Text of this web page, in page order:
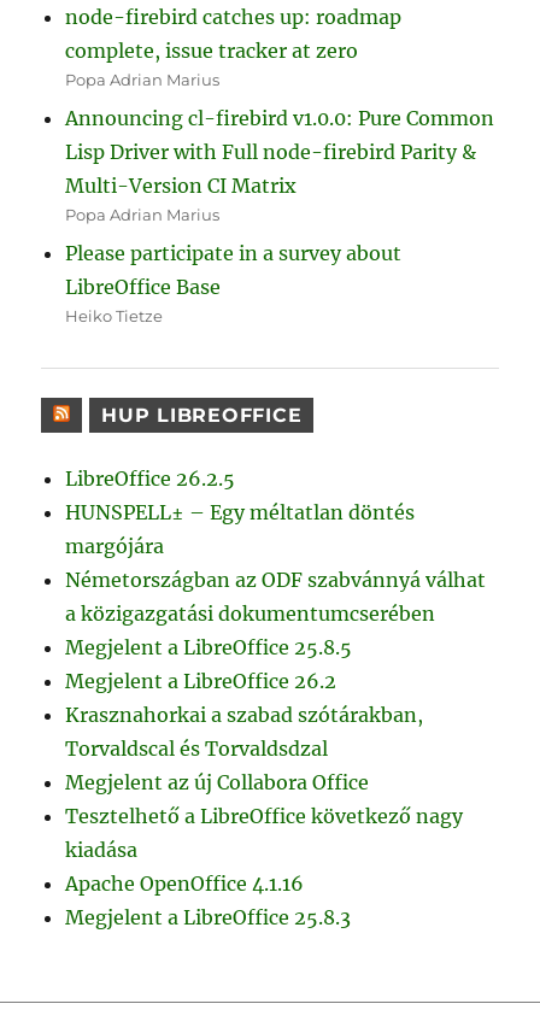
node-firebird catches up: roadmap
complete, issue tracker at zero
Popa Adrian Marius
Announcing cl-firebird v1.0.0: Pure Common
Lisp Driver with Full node-firebird Parity &
Multi-Version CI Matrix
Popa Adrian Marius
Please participate in a survey about
LibreOffice Base
Heiko Tietze
HUP LIBREOFFICE
LibreOffice 26.2.5
HUNSPELL± – Egy méltatlan döntés
margójára
Németországban az ODF szabvánnyá válhat
a közigazgatási dokumentumcserében
Megjelent a LibreOffice 25.8.5
Megjelent a LibreOffice 26.2
Krasznahorkai a szabad szótárakban,
Torvaldscal és Torvaldsdzal
Megjelent az új Collabora Office
Tesztelhető a LibreOffice következő nagy
kiadása
Apache OpenOffice 4.1.16
Megjelent a LibreOffice 25.8.3